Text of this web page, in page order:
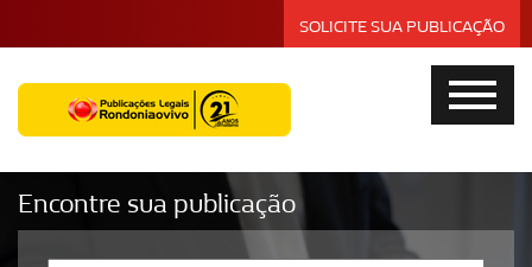
SOLICITE SUA PUBLICAÇÃO
Encontre sua publicação